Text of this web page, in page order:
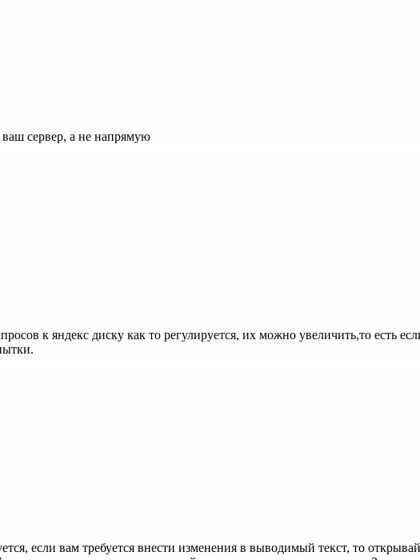
сервер, а не напрямую
к яндекс диску как то регулируется, их можно увеличить,то есть
если вам требуется внести изменения в выводимый текст, то